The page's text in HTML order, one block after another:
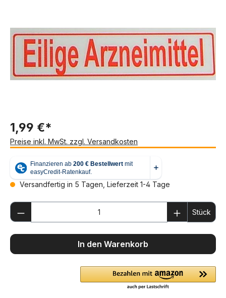
1,99 €*
Preise inkl. MwSt. zzgl. Versandkosten
Versandfertig in 5 Tagen, Lieferzeit 1-4 Tage
Produkt Anzahl: Gib den gewünschten
Stück
In den Warenkorb